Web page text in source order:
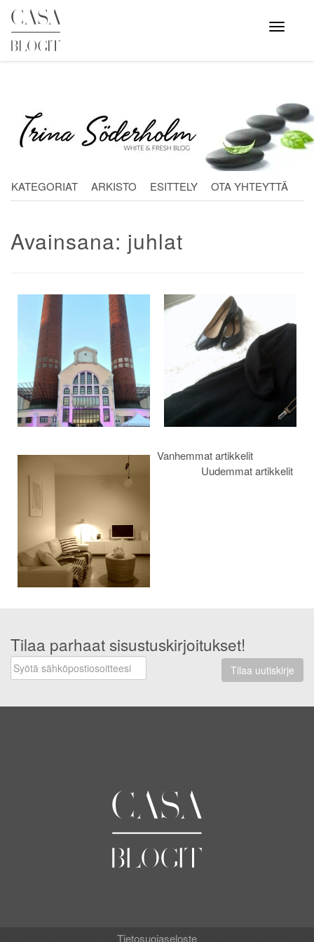
Skip
content
Avaa
valikko
KATEGORIAT ARKISTO ESITTELY OTA YHTEYTTÄ
Avainsana: juhlat
Artikkelien
selaus
Vanhemmat artikkelit
Uudemmat artikkelit
Tilaa parhaat sisustuskirjoitukset!
Tilaa uutiskirje
Tietosuojaseloste